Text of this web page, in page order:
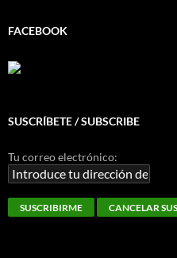
FACEBOOK
SUSCRÍBETE / SUBSCRIBE
Tu correo electrónico: